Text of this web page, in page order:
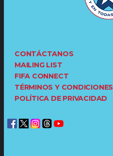
CONTÁCTANOS
MAILING LIST
FIFA CONNECT
TÉRMINOS Y CONDICIONES
POLÍTICA DE PRIVACIDAD